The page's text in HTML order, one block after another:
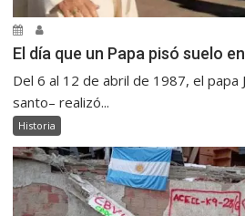
El día que un Papa pisó suelo
Del 6 al 12 de abril de 1987, el papa
santo– realizó...
Historia